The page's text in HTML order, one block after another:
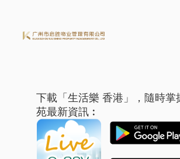
下載「生活樂 香港」，隨時掌
苑最新資訊︰